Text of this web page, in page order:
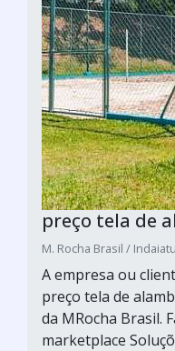
preço tela de
M. Rocha Brasil /
A empresa ou
preço tela de
da MRocha Brasil.
marketplace